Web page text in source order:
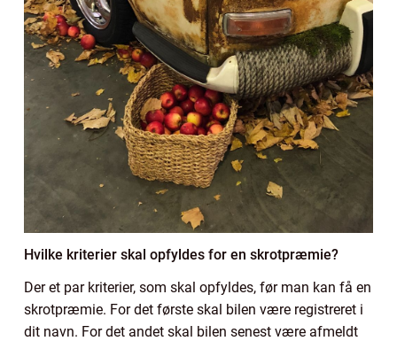
Hvilke kriterier skal opfyldes for en skrotpræmie?
Der et par kriterier, som skal opfyldes, før man kan få en
skrotpræmie. For det første skal bilen være registreret i
dit navn. For det andet skal bilen senest være afmeldt